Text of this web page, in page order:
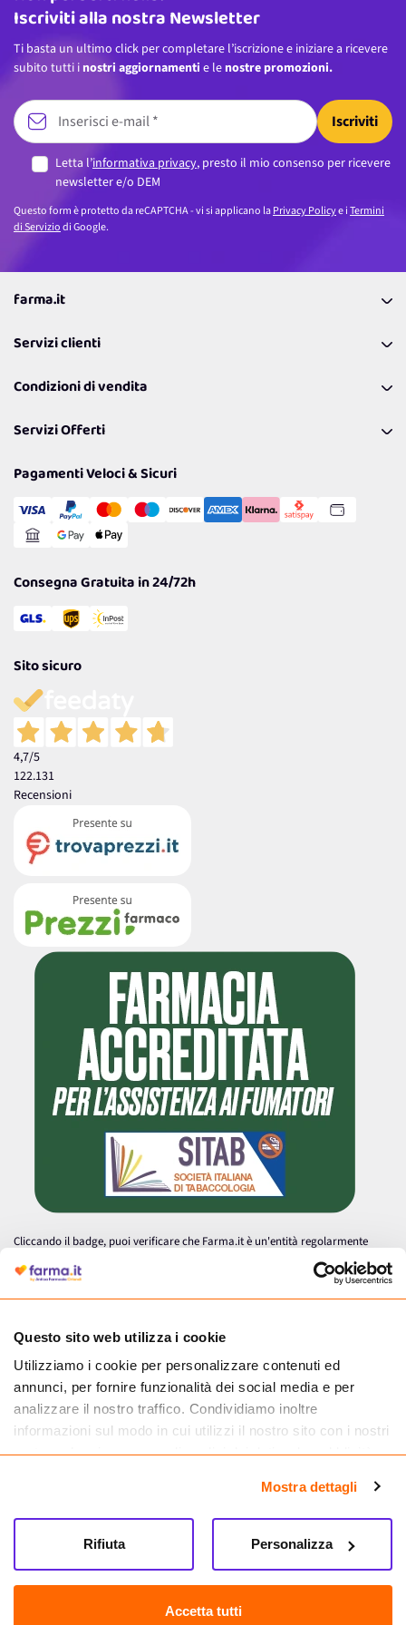
Questo sito web utilizza i cookie
Utilizziamo i cookie per personalizzare contenuti ed
annunci, per fornire funzionalità dei social media e per
analizzare il nostro traffico. Condividiamo inoltre
informazioni sul modo in cui utilizzi il nostro sito con i nostri
partner che si occupano di analisi dei dati web, pubblicità e
informazioni che hai fornito loro o che hanno raccolto dal
tuo utilizzo dei loro servizi.
Mostra dettagli
Accetta tutti
Personalizza
Rifiuta
Iscriviti alla nostra Newsletter
Ti basta un ultimo click per completare l’iscrizione e iniziare a ricevere
subito tutti i nostri aggiornamenti e le nostre promozioni.
Iscriviti
Letta l’informativa privacy, presto il mio consenso per ricevere
newsletter e/o DEM
Questo form è protetto da reCAPTCHA - vi si applicano laPrivacy Policye iTermini
di Serviziodi Google.
farma.it
Coupon
Lavora con noi
Politiche per la parità di genere
Servizi clienti
Richiamami
Resi
Condizioni di vendita
Spedizioni
Cookie Policy
Gestisci Cookie
Servizi Offerti
Reso Facile e Veloce
Pagamenti Veloci & Sicuri
Consegna Gratuita in 24/72h
Sito sicuro
4,7/5
122.131
Recensioni
Cliccando il badge, puoi verificare che Farma.it è un'entità regolarmente
autorizzata dal Ministero della Salute a effettuare la vendita online di
medicinali.
Farma.it S.a.s. P. IVA 07417261216 REA: NA-884088
CREDITS
Sede legale Via delle Repubbliche Marinare 128, 80147 Napoli